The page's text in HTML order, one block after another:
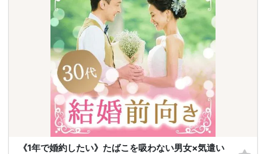
《1年で婚約したい》たばこを吸わない男女×気遣い